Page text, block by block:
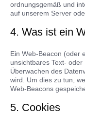
ordnungsgemäß und
auf unserem Server
4. Was ist ein
Ein Web-Beacon (oder
unsichtbares Text-
Überwachen des
wird. Um dies zu tun,
Web-Beacons
5. Cookies